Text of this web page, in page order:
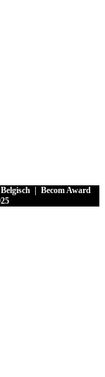
| Becom Award